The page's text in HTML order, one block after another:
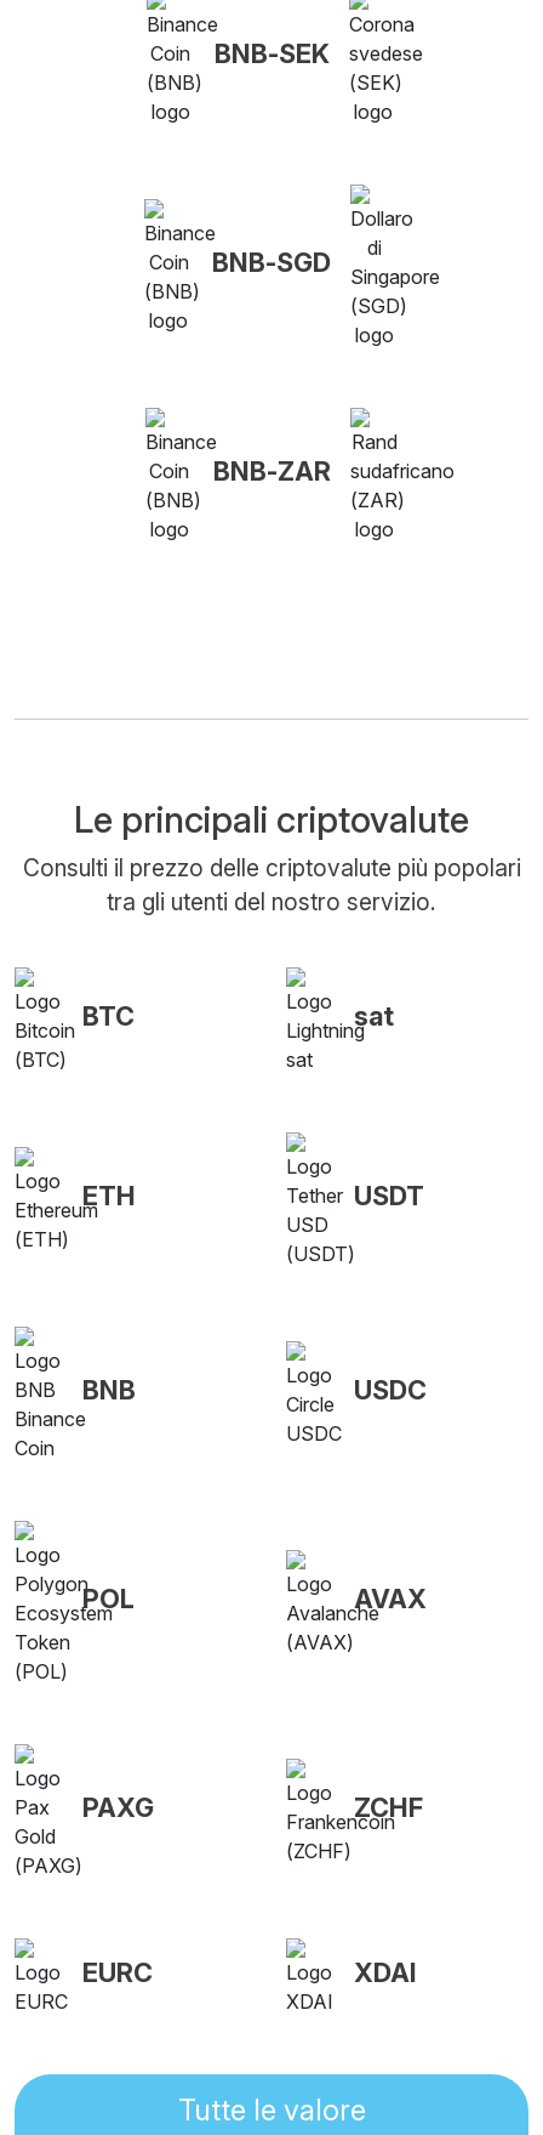
BNB-SEK
BNB-SGD
BNB-ZAR
Le principali criptovalute
Consulti il prezzo delle criptovalute più popolari
tra gli utenti del nostro servizio.
BTC sat
ETH USDT
BNB USDC
POL AVAX
PAXG ZCHF
EURC XDAI
Tutte le valore